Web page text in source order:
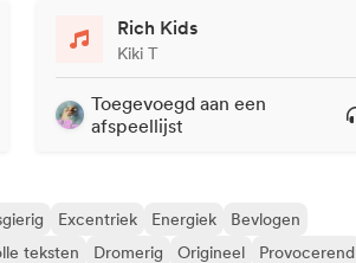
Rich Kids
Kiki T
Toegevoegd aan een
afspeellijst
Excentriek Energiek
Bevlogen
teksten Dromerig Origineel
Provocerend